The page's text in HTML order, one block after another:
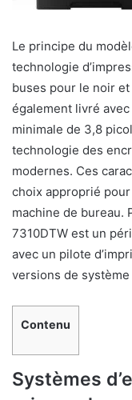
Le principe du
technologie
buses pour le noir
également livré
minimale de 3,8
technologie des
modernes. Ces
choix approprié
machine de bureau.
7310DTW est un
avec un pilote
versions de système
Contenu
Systèmes